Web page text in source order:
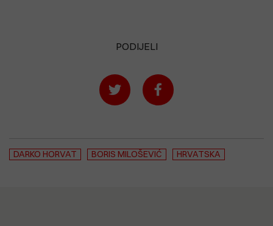
PODIJELI
DARKO HORVAT BORIS MILOŠEVIĆ HRVATSKA